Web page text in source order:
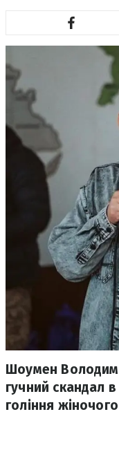
Шоумен
гучний скандал
гоління